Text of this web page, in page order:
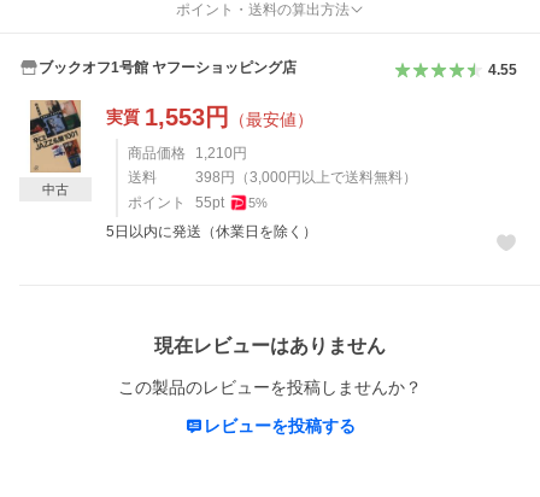
ポイント・送料の算出方法
ブックオフ1号館 ヤフーショッピング店 4.55
実質 1,553円 （最安値）
商品価格 1,210 円
送料
398 円 （3,000 円以上で送料無料）
ポイント
55pt 5%
5日以内に発送（休業日を除く）
中古
現在レビューはありません
この製品のレビューを投稿しませんか？
レビューを投稿する